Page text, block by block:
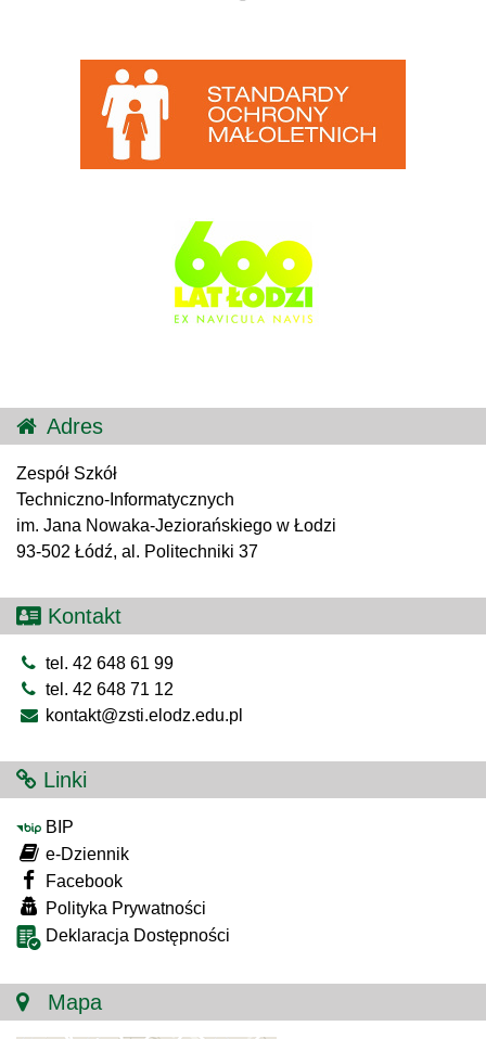
Adres
Zespół Szkół
Techniczno-Informatycznych
im. Jana Nowaka-Jeziorańskiego w Łodzi
93-502 Łódź, al. Politechniki 37
Kontakt
tel. 42 648 61 99
tel. 42 648 71 12
kontakt@zsti.elodz.edu.pl
Linki
BIP
e-Dziennik
Facebook
Polityka Prywatności
Deklaracja Dostępności
Mapa